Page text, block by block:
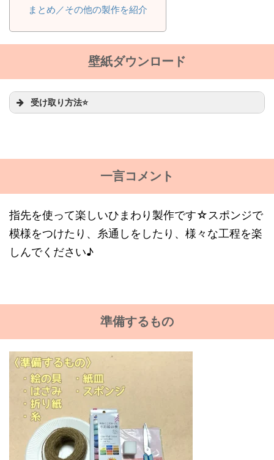
まとめ／その他の製作を紹介
壁紙ダウンロード
受け取り方法⭐
一言コメント
指先を使って楽しいひまわり製作です☆スポンジで
模様をつけたり、糸通しをしたり、様々な工程を楽
しんでください♪
準備するもの